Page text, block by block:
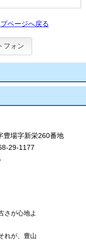
プページへ戻る
フォン
場字新栄260番地
29-1177
さが心地よ
れが、豊山